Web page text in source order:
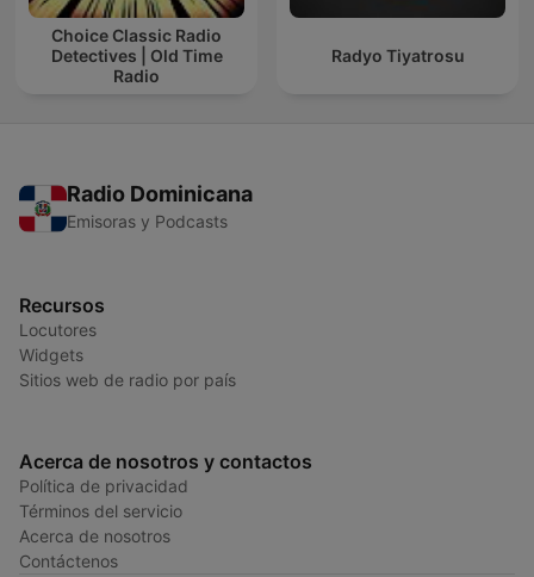
Choice Classic Radio
Detectives | Old Time
Radio
Radyo Tiyatrosu
Radio Dominicana
Emisoras y Podcasts
Recursos
Locutores
Widgets
Sitios web de radio por país
Acerca de nosotros y contactos
Política de privacidad
Términos del servicio
Acerca de nosotros
Contáctenos